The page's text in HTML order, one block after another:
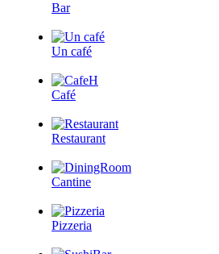
Bar
Un café
Café
Restaurant
Cantine
Pizzeria